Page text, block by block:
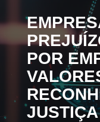
POR
JUSTIÇA